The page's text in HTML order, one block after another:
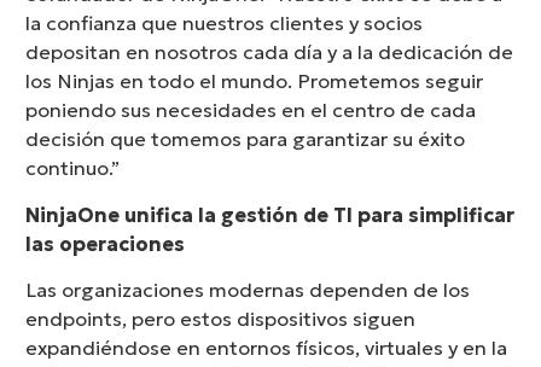
la confianza que nuestros clientes y socios
depositan en nosotros cada día y a la dedicación de
los Ninjas en todo el mundo. Prometemos seguir
poniendo sus necesidades en el centro de cada
decisión que tomemos para garantizar su éxito
continuo.”
NinjaOne unifica la gestión de TI para simplificar
las operaciones
Las organizaciones modernas dependen de los
endpoints, pero estos dispositivos siguen
expandiéndose en entornos físicos, virtuales y en la